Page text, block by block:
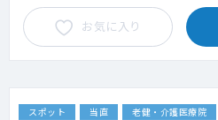
お気に入り
スポット 当直 老健・介護医療院